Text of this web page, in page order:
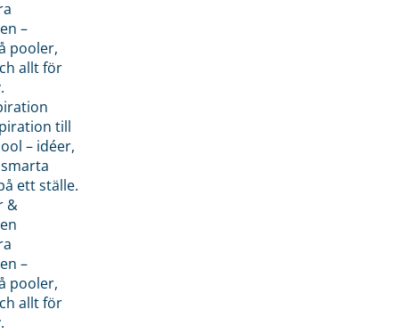
–
pooler,
allt för
till
– idéer,
ett ställe.
&
–
pooler,
allt för